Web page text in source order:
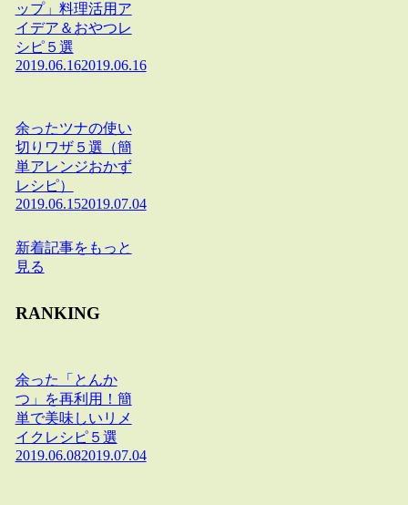
ップ」料理活用ア
イデア＆おやつレ
シピ５選
2019.06.162019.06.16
余ったツナの使い
切りワザ５選（簡
単アレンジおかず
レシピ）
2019.06.152019.07.04
新着記事をもっと
見る
RANKING
余った「とんか
つ」を再利用！簡
単で美味しいリメ
イクレシピ５選
2019.06.082019.07.04